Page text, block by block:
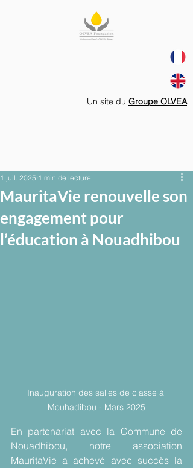
Un site du Groupe OLVEA
MauritaVie renouvelle son
engagement pour
l’éducation à Nouadhibou
1 juil. 2025 1 min de lecture
Inauguration des salles de classe à
Mouhadibou - Mars 2025
En partenariat avec la Commune de
Nouadhibou, notre association
MauritaVie a achevé avec succès la